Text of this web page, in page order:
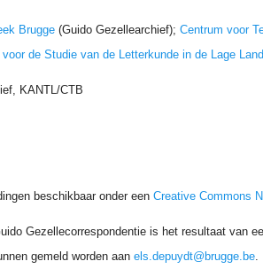
Brugge (Guido Gezellearchief);Centrum voor
de Studie van de Letterkunde in de Lage
KANTL/CTB
beschikbaar onder eenCreative Commons
Gezellecorrespondentie is het resultaat van
gemeld worden aanels.depuydt@brugge.be.